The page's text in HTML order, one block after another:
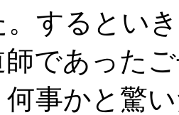
。するとい
であった
事かと驚